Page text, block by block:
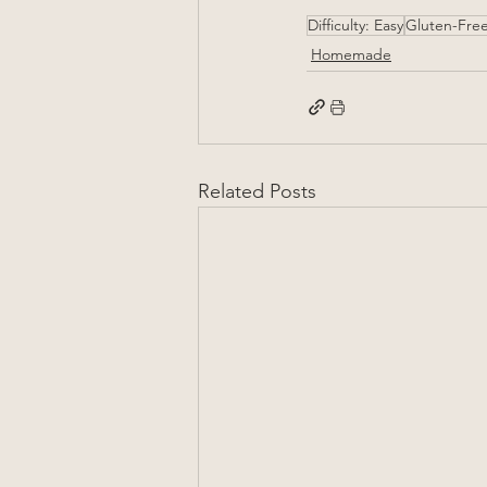
Difficulty: EasyGluten-Free
Homemade
Related Posts